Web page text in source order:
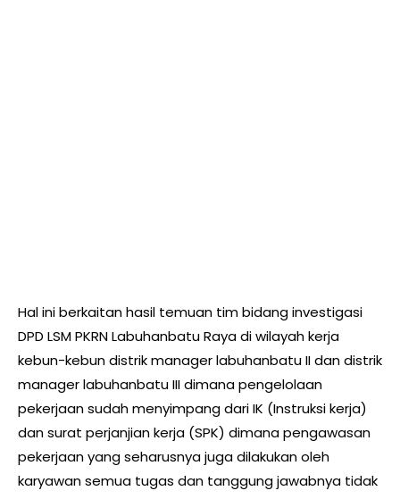
Hal ini berkaitan hasil temuan tim bidang investigasi
DPD LSM PKRN Labuhanbatu Raya di wilayah kerja
kebun-kebun distrik manager labuhanbatu II dan distrik
manager labuhanbatu III dimana pengelolaan
pekerjaan sudah menyimpang dari IK (Instruksi kerja)
dan surat perjanjian kerja (SPK) dimana pengawasan
pekerjaan yang seharusnya juga dilakukan oleh
karyawan semua tugas dan tanggung jawabnya tidak